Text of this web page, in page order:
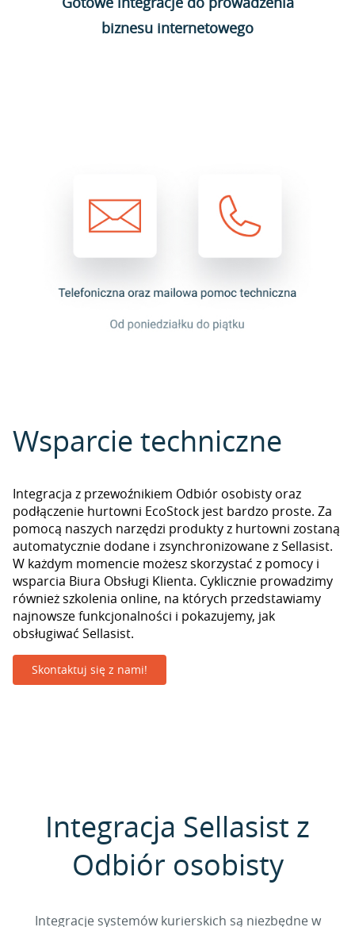
biznesu internetowego
Wsparcie techniczne
Integracja z przewoźnikiem Odbiór osobisty oraz
podłączenie hurtowni EcoStock jest bardzo proste. Za
pomocą naszych narzędzi produkty z hurtowni zostaną
automatycznie dodane i zsynchronizowane z Sellasist.
W każdym momencie możesz skorzystać z pomocy i
wsparcia Biura Obsługi Klienta. Cyklicznie prowadzimy
również szkolenia online, na których przedstawiamy
najnowsze funkcjonalności i pokazujemy, jak
obsługiwać Sellasist.
Skontaktuj się z nami!
Integracja Sellasist z
Odbiór osobisty
Integracje systemów kurierskich są niezbędne w